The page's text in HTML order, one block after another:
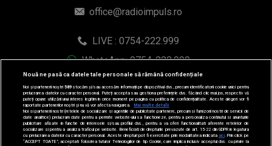
office@radioimpuls.ro
LIVE : 0754-222.999
WhatsApp: 0754-222.999
Nouă ne pasă ca datele tale personale să rămână confidențiale
Noi și partenerii noștri589stocăm și/sau accesăm informații pe dispozitivul dvs., precum identificatorii cookie unici pentru
prelucrarea datelor cu caracter personal. Puteți accepta sau gestiona preferințele dvs. făcând clic mai jos, respectiv vă
puteți opune utilizării unui interes legitim în orice moment pe pagina cu politica de confidențialitate. Aceste alegeri vor fi
raportate partenerilor noștri și nu vă vor afecta navigarea.
Mai multe detalii
Noi si partenerii nostri (retelele de socializare si agentiile de publicitate partenere, precum si furnizorii nostri de servicii de
date analitice) prelucram date pentru a permite website-ului sa functioneze, pentru a personaliza continutul si anunturile
publicitare afisate in functie de interesele si/sau profilul dvs., pentru a va oferi functionalitati aferente retelelor de
socializare si pentru a analiza traficul pe website. Beneficiati de drepturile prevazute de art. 15-22 din GDPR in legatura
cu prelucrarea datelor cu caracter personal. Aceste drepturi pot fi exercitate prin modalitatea indicataaici . Prin click pe
“ACCEPT TOATE”, acceptati folosirea tuturor Tehnologiilor de tip Cookie, care implica inclusiv acceptul dvs. cu privire la